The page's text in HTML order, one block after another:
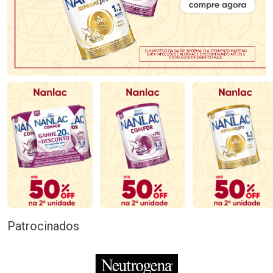
Patrocinados